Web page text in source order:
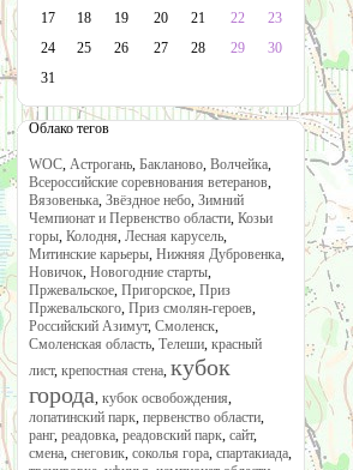
17
18 19 20 21 22
23
24
25 26 27 28 29
30
31
Облако тегов
WOC, Астрогань, Бакланово, Волчейка,
Всероссийские соревнования ветеранов,
Вязовенька, Звёздное небо, Зимний
Чемпионат и Первенство области, Козьи
горы, Колодня, Лесная карусель,
Митинские карьеры, Нижняя Дубровенка,
Новичок, Новогодние старты,
Пржевальское, Пригорское, Приз
Пржевальского, Приз смолян-героев,
Российский Азимут, Смоленск,
Смоленская область, Телеши, красный
лист, крепостная стена, кубок
города, кубок освобождения,
лопатинский парк, первенство области,
ранг, реадовка, реадовский парк, сайт,
смена, снеговик, соколья гора, спартакиада,